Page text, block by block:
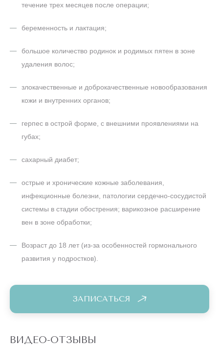
течение трех месяцев после операции;
беременность и лактация;
большое количество родинок и родимых пятен в зоне
удаления волос;
злокачественные и доброкачественные новообразования
кожи и внутренних органов;
герпес в острой форме, с внешними проявлениями на
губах;
сахарный диабет;
острые и хронические кожные заболевания,
инфекционные болезни, патологии сердечно-сосудистой
системы в стадии обострения; варикозное расширение
вен в зоне обработки;
Возраст до 18 лет (из-за особенностей гормонального
развития у подростков).
ЗАПИСАТЬСЯ
ВИДЕО-ОТЗЫВЫ